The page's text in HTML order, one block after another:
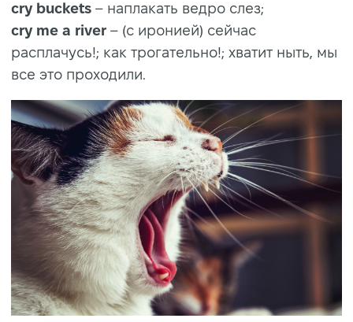
cry buckets – наплакать ведро слез;
cry me a river – (с иронией) сейчас
расплачусь!; как трогательно!; хватит ныть, мы
все это проходили.